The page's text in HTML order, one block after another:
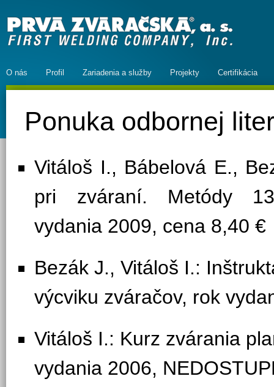
O nás Profil Zariadenia a služby Projekty Certifikácia
Ponuka odbornej
Vitáloš I., Bábelová E.,
pri zváraní. Metódy
vydania 2009, cena 8,40 €
Bezák J., Vitáloš I.:
výcviku zváračov, rok
Vitáloš I.: Kurz zvárania
vydania 2006,